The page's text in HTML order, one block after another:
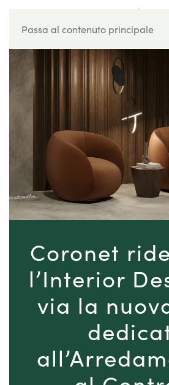
Passa al contenuto principale
Coronet
l’Interior
via la